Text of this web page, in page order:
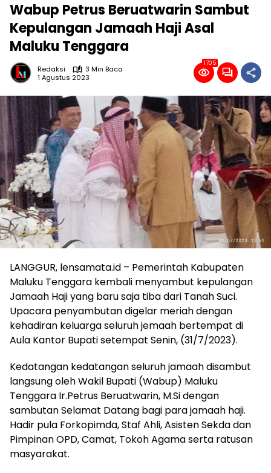
Wabup Petrus Beruatwarin Sambut
Kepulangan Jamaah Haji Asal
Maluku Tenggara
Redaksi
3 Min Baca
1 Agustus 2023
1705
LANGGUR, lensamata.id – Pemerintah Kabupaten
Maluku Tenggara kembali menyambut kepulangan
Jamaah Haji yang baru saja tiba dari Tanah Suci.
Upacara penyambutan digelar meriah dengan
kehadiran keluarga seluruh jemaah bertempat di
Aula Kantor Bupati setempat Senin, (31/7/2023).
Kedatangan kedatangan seluruh jamaah disambut
langsung oleh Wakil Bupati (Wabup) Maluku
Tenggara Ir.Petrus Beruatwarin, M.Si dengan
sambutan Selamat Datang bagi para jamaah haji.
Hadir pula Forkopimda, Staf Ahli, Asisten Sekda dan
Pimpinan OPD, Camat, Tokoh Agama serta ratusan
masyarakat.